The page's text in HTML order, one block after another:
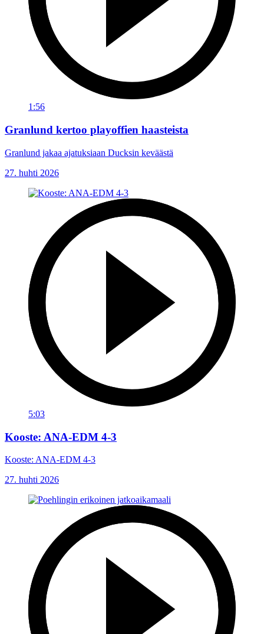
1:56
Granlund kertoo playoffien haasteista
Granlund jakaa ajatuksiaan Ducksin keväästä
27. huhti 2026
5:03
Kooste: ANA-EDM 4-3
Kooste: ANA-EDM 4-3
27. huhti 2026